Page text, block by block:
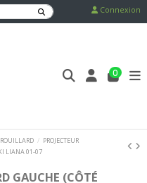
Connexion
0
PROJECTEUR
LIANA 01-07
GAUCHE (CÔTÉ